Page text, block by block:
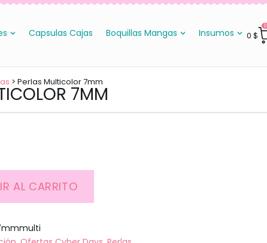
Capsulas Cajas Boquillas Mangas Insumos 0 $
0
> Perlas Multicolor 7mm
7MM
AL CARRITO